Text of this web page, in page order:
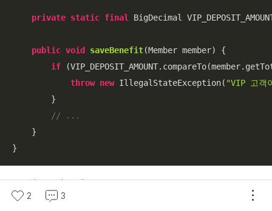
private static final BigDecimal
public void saveBenefit(Member member)
{
if
throw new IllegalStateException( "VIP 고객
        }
// ...
    }
}
위 코드의 문제
Member 클래스가 가진 정보를 직접 꺼내 판단을 위한
2 3